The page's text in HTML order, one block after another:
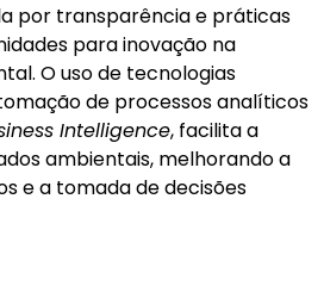
por transparência e práticas
para inovação na
O uso de tecnologias
de processos analíticos
Intelligence, facilita a
ambientais, melhorando a
e a tomada de decisões